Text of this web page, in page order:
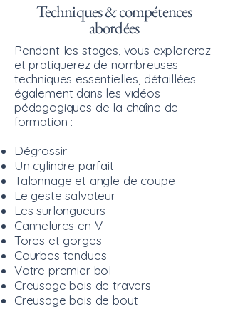
Techniques & compétences
abordées
Pendant les stages, vous explorerez
et pratiquerez de nombreuses
techniques essentielles, détaillées
également dans les vidéos
pédagogiques de la chaîne de
formation :
Dégrossir
Un cylindre parfait
Talonnage et angle de coupe
Le geste salvateur
Les surlongueurs
Cannelures en V
Tores et gorges
Courbes tendues
Votre premier bol
Creusage bois de travers
Creusage bois de bout